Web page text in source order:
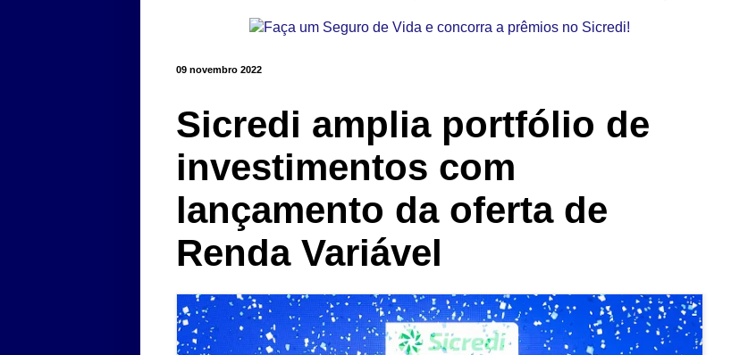
09 novembro 2022
Sicredi amplia portfólio de
investimentos com
lançamento da oferta de
Renda Variável